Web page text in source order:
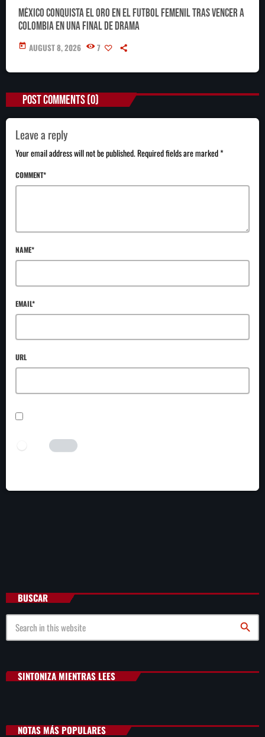
México conquista el oro en el futbol femenil tras vencer a
Colombia en una final de drama
today AUGUST 8, 2026 7
POST COMMENTS (0)
Leave a reply
Your email address will not be published. Required fields are marked *
COMMENT*
NAME*
EMAIL*
URL
I AM HUMAN
BUSCAR
search
SINTONIZA MIENTRAS LEES
NOTAS MÁS POPULARES